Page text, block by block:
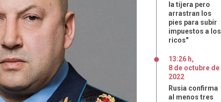
la tijera pero
arrastran los
pies para subir
impuestos a los
ricos"
13:26 h,
8 de octubre de
2022
Rusia confirma
al menos tres